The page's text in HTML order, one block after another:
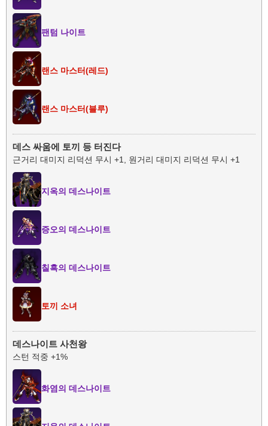
팬텀 나이트
랜스 마스터(레드)
랜스 마스터(블루)
데스 싸움에 토끼 등 터진다
근거리 대미지 리덕션 무시 +1, 원거리 대미지 리덕션 무시 +1
지옥의 데스나이트
증오의 데스나이트
칠흑의 데스나이트
토끼 소녀
데스나이트 사천왕
스턴 적중 +1%
화염의 데스나이트